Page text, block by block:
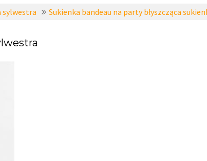
sylwestra Sukienka bandeau na party błyszcząca